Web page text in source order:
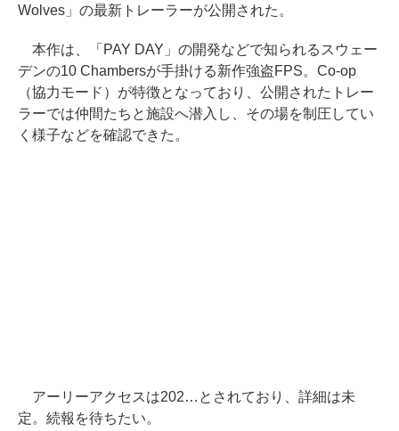
Wolves」の最新トレーラーが公開された。
本作は、「PAY DAY」の開発などで知られるスウェー
デンの10 Chambersが手掛ける新作強盗FPS。Co-op
（協力モード）が特徴となっており、公開されたトレー
ラーでは仲間たちと施設へ潜入し、その場を制圧してい
く様子などを確認できた。
アーリーアクセスは202…とされており、詳細は未
定。続報を待ちたい。